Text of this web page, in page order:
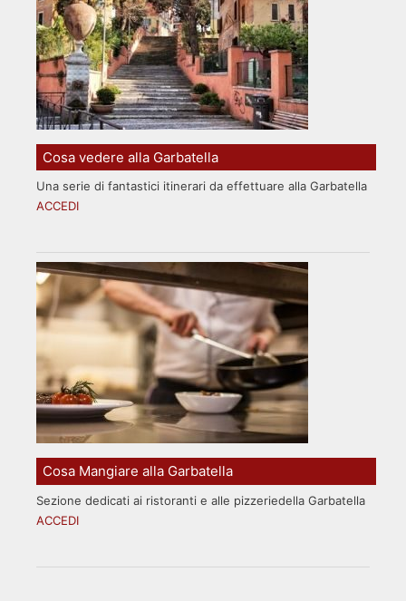
Cosa vedere alla Garbatella
Una serie di fantastici itinerari da effettuare alla Garbatella
ACCEDI
Cosa Mangiare alla Garbatella
Sezione dedicati ai ristoranti e alle pizzeriedella Garbatella
ACCEDI